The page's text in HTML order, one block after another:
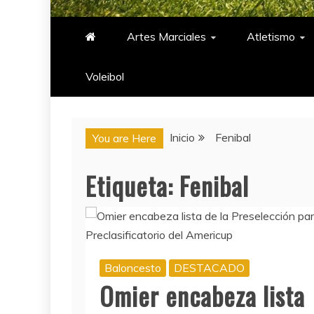
Artes Marciales Atletismo
Voleibol​
You are Here Inicio Fenibal
Etiqueta: Fenibal
Baloncesto DESTACADO
Omier encabeza lista